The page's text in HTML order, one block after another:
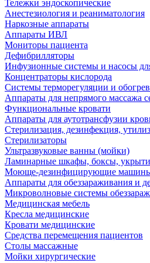
Тележки эндоскопические
Анестезиология и реаниматология
Наркозные аппараты
Аппараты ИВЛ
Мониторы пациента
Дефибрилляторы
Инфузионные системы и насосы
Концентраторы кислорода
Системы терморегуляции и
Аппараты для непрямого массажа
Функциональные кровати
Аппараты для аутотрансфузии
Стерилизация, дезинфекция,
Стерилизаторы
Ультразвуковые ванны (мойки)
Ламинарные шкафы, боксы,
Моюще-дезинфицирующие
Аппараты для обеззараживания и
Микроволновые системы
Медицинская мебель
Кресла медицинские
Кровати медицинские
Средства перемещения пациентов
Столы массажные
Мойки хирургические